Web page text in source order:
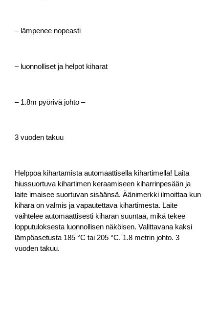
– lämpenee nopeasti
– luonnolliset ja helpot kiharat
– 1.8m pyörivä johto –
3 vuoden takuu
Helppoa kihartamista automaattisella kihartimella! Laita
hiussuortuva kihartimen keraamiseen kiharrinpesään ja
laite imaisee suortuvan sisäänsä. Äänimerkki ilmoittaa kun
kihara on valmis ja vapautettava kihartimesta. Laite
vaihtelee automaattisesti kiharan suuntaa, mikä tekee
lopputuloksesta luonnollisen näköisen. Valittavana kaksi
lämpöasetusta 185 °C tai 205 °C. 1.8 metrin johto. 3
vuoden takuu.